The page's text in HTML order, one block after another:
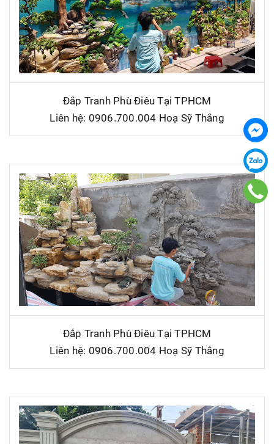
Đắp Tranh Phù Điêu Tại TPHCM
Liên hệ: 0906.700.004 Hoạ Sỹ Thắng
Đắp Tranh Phù Điêu Tại TPHCM
Liên hệ: 0906.700.004 Hoạ Sỹ Thắng